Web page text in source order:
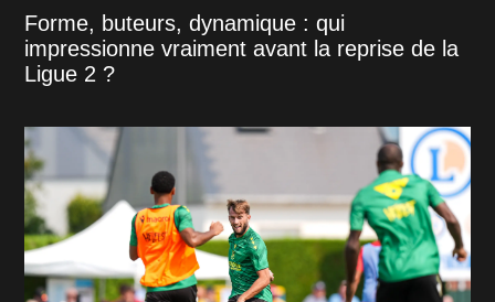
Forme, buteurs, dynamique : qui
impressionne vraiment avant la reprise de la
Ligue 2 ?